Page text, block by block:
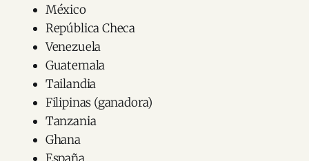
México
República Checa
Venezuela
Guatemala
Tailandia
Filipinas (ganadora)
Tanzania
Ghana